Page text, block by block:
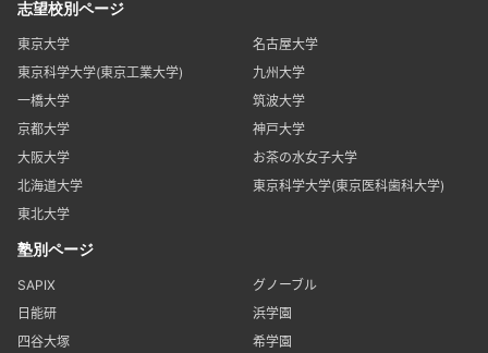
志望校別ページ
東京大学
名古屋大学
東京科学大学(東京工業大学)
九州大学
一橋大学
筑波大学
京都大学
神戸大学
大阪大学
お茶の水女子大学
北海道大学
東京科学大学(東京医科歯科大学)
東北大学
塾別ページ
SAPIX
グノーブル
日能研
浜学園
四谷大塚
希学園